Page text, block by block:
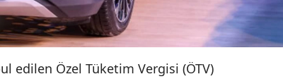
edilen Özel Tüketim Vergisi (ÖTV)